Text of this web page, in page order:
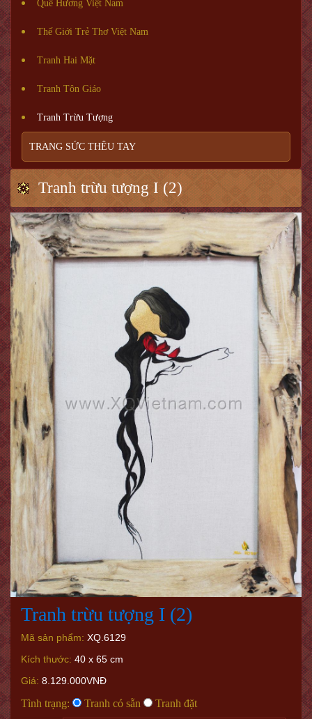
Quê Hương Việt Nam
Thế Giới Trẻ Thơ Việt Nam
Tranh Hai Mặt
Tranh Tôn Giáo
Tranh Trừu Tượng
TRANG SỨC THÊU TAY
Tranh trừu tượng I (2)
Tranh trừu tượng I (2)
Mã sản phẩm: XQ.6129
Kích thước: 40 x 65 cm
Giá: 8.129.000VNĐ
Tình trạng: Tranh có sẵn Tranh đặt